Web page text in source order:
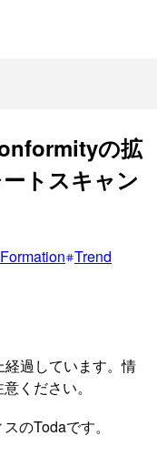
の拡
トスキャン
Trend
過しています。情
ください。
のTodaです。